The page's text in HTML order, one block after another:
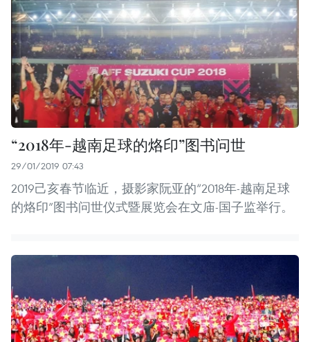
“2018年-越南足球的烙印”图书问世
29/01/2019 07:43
2019己亥春节临近，摄影家阮亚的“2018年-越南足球
的烙印”图书问世仪式暨展览会在文庙-国子监举行。